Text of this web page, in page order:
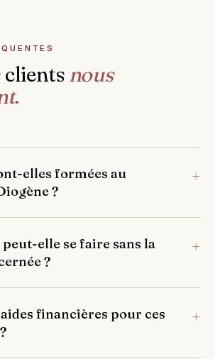
clients nous
elles formées au
?
elle se faire sans la
?
financières pour ces